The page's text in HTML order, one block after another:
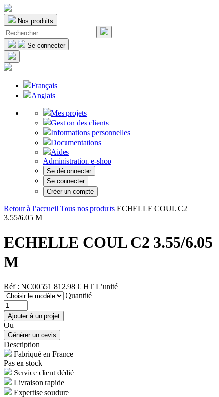
Nos produits
Se connecter
Français
Anglais
Mes projets
Gestion des clients
Informations personnelles
Documentations
Aides
Administration e-shop
Se déconnecter
Se connecter
Créer un compte
Retour à l’accueil Tous nos produits ECHELLE COUL C2
3.55/6.05 M
ECHELLE COUL C2 3.55/6.05
M
Réf : NC00551 812.98 € HT L’unité
Quantité
Ou
Description
Fabriqué en France
Pas en stock
Service client dédié
Livraison rapide
Expertise soudure